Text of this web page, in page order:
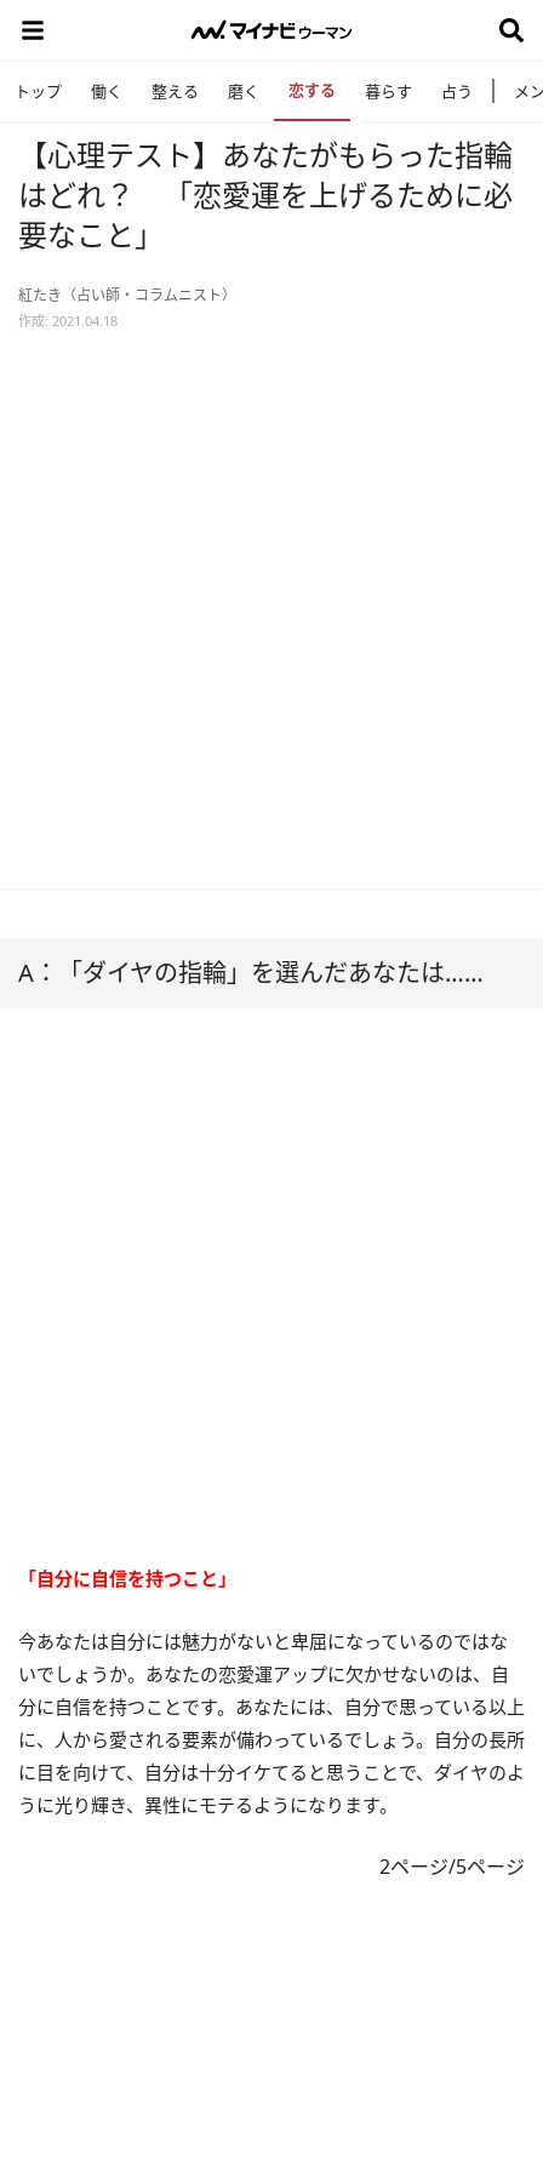
トップ 働く 整える 磨く 恋する 暮らす 占う メ
【心理テスト】あなたがもらった指輪
はどれ？ 「恋愛運を上げるために必
要なこと」
紅たき（占い師・コラムニスト）
作成: 2021.04.18
A：「ダイヤの指輪」を選んだあなたは……
「自分に自信を持つこと」
今あなたは自分には魅力がないと卑屈になっているのではな
いでしょうか。あなたの恋愛運アップに欠かせないのは、自
分に自信を持つことです。あなたには、自分で思っている以上
に、人から愛される要素が備わっているでしょう。自分の長所
に目を向けて、自分は十分イケてると思うことで、ダイヤのよ
うに光り輝き、異性にモテるようになります。
2ページ/5ページ